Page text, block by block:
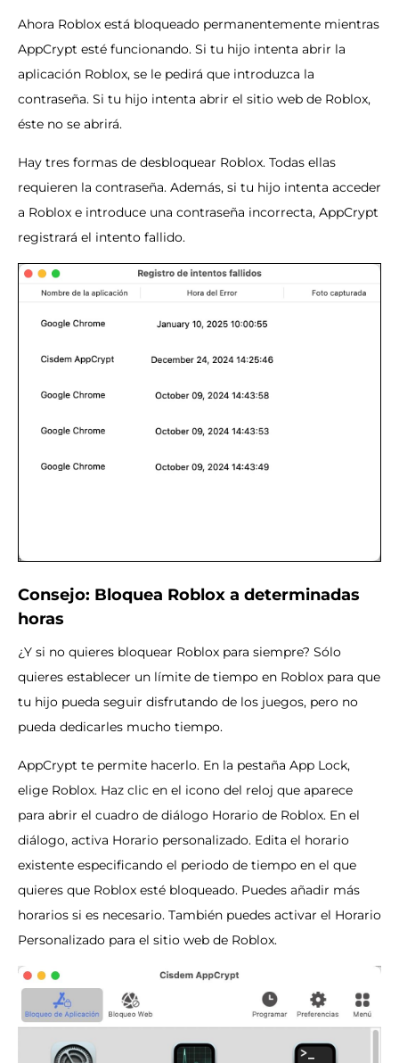
Ahora Roblox está bloqueado permanentemente mientras
AppCrypt esté funcionando. Si tu hijo intenta abrir la
aplicación Roblox, se le pedirá que introduzca la
contraseña. Si tu hijo intenta abrir el sitio web de Roblox,
éste no se abrirá.
Hay tres formas de desbloquear Roblox. Todas ellas
requieren la contraseña. Además, si tu hijo intenta acceder
a Roblox e introduce una contraseña incorrecta, AppCrypt
registrará el intento fallido.
Consejo: Bloquea Roblox a determinadas
horas
¿Y si no quieres bloquear Roblox para siempre? Sólo
quieres establecer un límite de tiempo en Roblox para que
tu hijo pueda seguir disfrutando de los juegos, pero no
pueda dedicarles mucho tiempo.
AppCrypt te permite hacerlo. En la pestaña App Lock,
elige Roblox. Haz clic en el icono del reloj que aparece
para abrir el cuadro de diálogo Horario de Roblox. En el
diálogo, activa Horario personalizado. Edita el horario
existente especificando el periodo de tiempo en el que
quieres que Roblox esté bloqueado. Puedes añadir más
horarios si es necesario. También puedes activar el Horario
Personalizado para el sitio web de Roblox.